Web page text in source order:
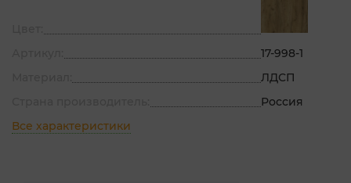
17-998-1
ЛДСП
Россия
Все характеристики